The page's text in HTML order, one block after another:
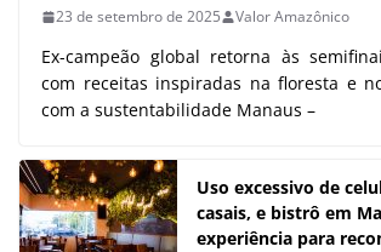
23 de setembro de 2025 Valor Amazônico
Ex-campeão global retorna às
com receitas inspiradas na floresta e
com a sustentabilidade Manaus –
Uso excessivo de
casais, e bistrô em
experiência para